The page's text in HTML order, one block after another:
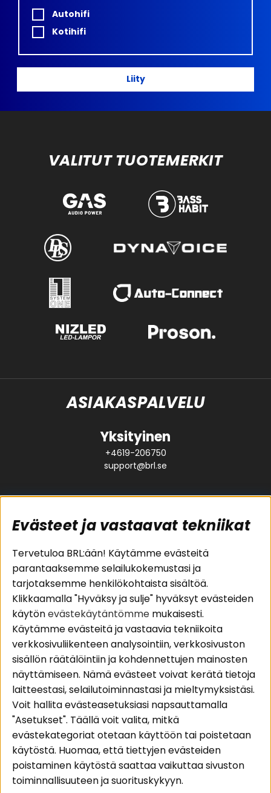
Autohifi
Kotihifi
Liity
VALITUT TUOTEMERKIT
ASIAKASPALVELU
Yksityinen
+4619-206750
support@brl.se
Suositut sivut
Pakettiratkaisut
Autostereot
Kaiuttimet
Päätevahvistimet
Lisätarvikkeet
Kaapelit
Asiakaspalvelu
Evästeet
Huolto- ja
takuutiedot
Ostoehdot
Palautus
Tietosuojapolitiikka
Alueet
Autohifi
Kotihifi
Uutuudet
Seuraa meitä
Instagram
Facebook
Youtube
Tiktok
Evästeet ja vastaavat tekniikat
Tervetuloa BRL:ään! Käytämme evästeitä
parantaaksemme selailukokemustasi ja
tarjotaksemme henkilökohtaista sisältöä.
Klikkaamalla "Hyväksy ja sulje" hyväksyt evästeiden
käytönevästekäytäntömme mukaisesti.
Käytämme evästeitä ja vastaavia tekniikoita
verkkosivuliikenteen analysointiin, verkkosivuston
sisällön räätälöintiin ja kohdennettujen mainosten
näyttämiseen. Nämä evästeet voivat kerätä tietoja
laitteestasi, selailutoiminnastasi ja mieltymyksistäsi.
Voit hallita evästeasetuksiasi napsauttamalla
"Asetukset". Täällä voit valita, mitkä
evästekategoriat otetaan käyttöön tai poistetaan
käytöstä. Huomaa, että tiettyjen evästeiden
poistaminen käytöstä saattaa vaikuttaa sivuston
toiminnallisuuteen ja suorituskykyyn.